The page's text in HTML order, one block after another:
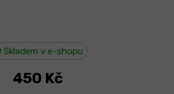
Skladem v e-shopu
450 Kč